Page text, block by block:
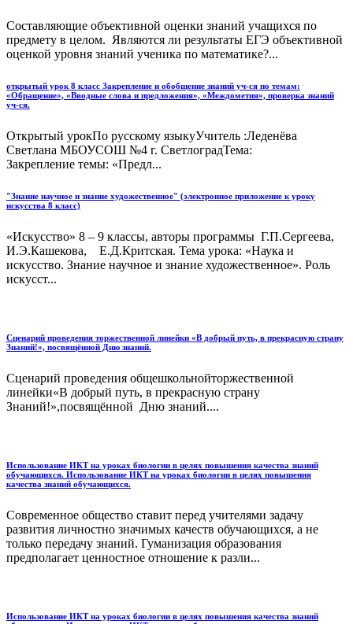
Составляющие объективной оценки знаний учащихся по
предмету в целом. Являются ли результаты ЕГЭ объективной
оценкой уровня знаний ученика по математике?...
открытый урок 8 класс Закрепление и обобщение знаний уч-ся по темам:
«Обращение», «Вводные слова и предложения», «Междометия», проверка знаний
уч-ся.
Открытый урокПо русскому языкуУчитель :Леденёва
Светлана МБОУСОШ №4 г. СветлоградТема:
Закрепление темы: «Предл...
"Знание научное и знание художественное" (электронное приложение к уроку
искусства 8 класс)
«Искусство» 8 – 9 классы, авторы программы Г.П.Сергеева,
И.Э.Кашекова, Е.Д.Критская. Тема урока: «Наука и
искусство. Знание научное и знание художественное». Роль
искусст...
Сценарий проведения торжественной линейки «В добрый путь, в прекрасную страну
Знаний!», посвящённой Дню знаний.
Сценарий проведения общешкольнойторжественной
линейки«В добрый путь, в прекрасную страну
Знаний!»,посвящённой Дню знаний....
Использование ИКТ на уроках биологии в целях повышения качества знаний
обучающихся. Использование ИКТ на уроках биологии в целях повышения
качества знаний обучающихся.
Современное общество ставит перед учителями задачу
развития личностно значимых качеств обучающихся, а не
только передачу знаний. Гуманизация образования
предполагает ценностное отношение к разли...
Использование ИКТ на уроках биологии в целях повышения качества знаний